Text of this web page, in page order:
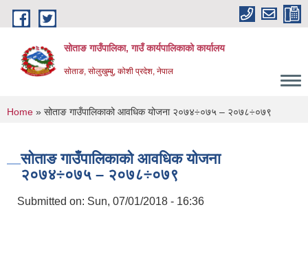
Skip to main content
सोताङ गाउँपालिका, गाउँ कार्यपालिकाको कार्यालय
सोताङ, सोलुखुम्बु, कोशी प्रदेश, नेपाल
You are here
Home » सोताङ गाउँपालिकाको आवधिक योजना २०७४÷०७५ – २०७८÷०७९
सोताङ गाउँपालिकाको आवधिक योजना
२०७४÷०७५ – २०७८÷०७९
Submitted on: Sun, 07/01/2018 - 16:36